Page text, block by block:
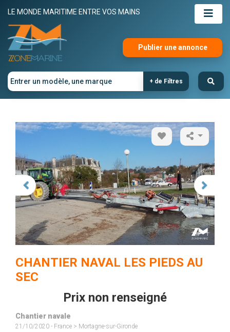
LE MONDE MARITIME ENTRE VOS MAINS
Publier une annonce
+ de Filtres
CHANTIER NAVAL LES PIEDS AU
SEC
Prix non renseigné
Chantier navale
21/10/2020 - France > Mortagne-sur-Gironde